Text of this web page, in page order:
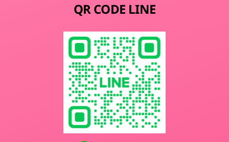
QR CODE LINE